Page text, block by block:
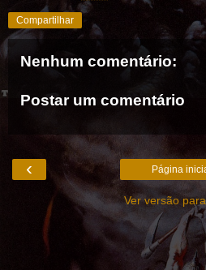
Compartilhar
Nenhum comentário:
Postar um comentário
‹ Página
Ver versão